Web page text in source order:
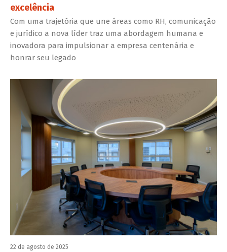
excelência
Com uma trajetória que une áreas como RH, comunicação
e jurídico a nova líder traz uma abordagem humana e
inovadora para impulsionar a empresa centenária e
honrar seu legado
22 de agosto de 2025